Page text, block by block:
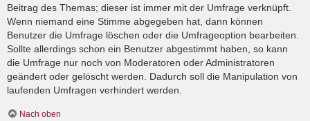
Beitrag des Themas; dieser ist immer mit der Umfrage verknüpft.
Wenn niemand eine Stimme abgegeben hat, dann können
Benutzer die Umfrage löschen oder die Umfrageoption bearbeiten.
Sollte allerdings schon ein Benutzer abgestimmt haben, so kann
die Umfrage nur noch von Moderatoren oder Administratoren
geändert oder gelöscht werden. Dadurch soll die Manipulation von
laufenden Umfragen verhindert werden.
Nach oben